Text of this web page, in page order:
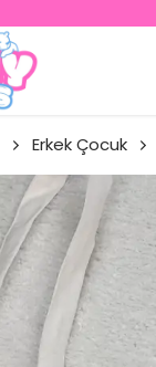
Erkek Çocuk